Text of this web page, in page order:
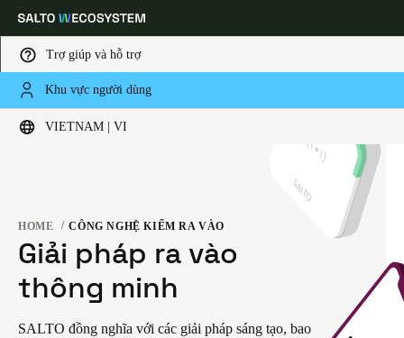
Trợ giúp và hỗ trợ
Khu vực người dùng
VIETNAM | VI
Choose your location and language settings
Caribbean -
Vietnam Vietnamese
China
HOME CÔNG NGHỆ KIỂM RA VÀO
Giải pháp ra vào
thông minh
SALTO đồng nghĩa với các giải pháp sáng tạo, bao